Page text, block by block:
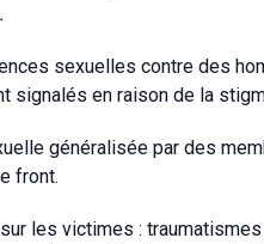
sexuelles contre des
signalés en raison de la
généralisée par des
front.
les victimes :